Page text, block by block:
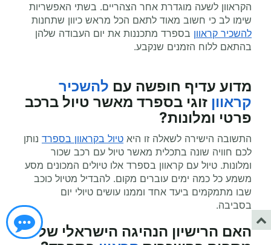
הקראוון לשעה מוגדרת אחר הצהריים. בשתי האפשריות
שימו לב כי חשוב מאוד לתאם הכל מראש כיוון שתחנות
להשכיר קראוון בספרד מתכננות את יום העבודה שלהן
בהתאם ללוח הזמנים שנקבע.
מדוע עדיף חופשה עם להשכיר
קראוון זוגי בספרד מאשר טיול ברכב
פרטי ומלונות?
התשובה הישירה לשאלה זו היא טיול בקראוון בספרד נותן
לכם חוויה שונה בתכלית מאשר טיול עם רכב שכור
ומלונות. טיול עם קראוון בספרד אלו טיולים המכונים מסע
משמע כל כמה ימים עוברים מקום. להבדיל מטיול כוכב
שבו מתמקמים ביעד אחד וממנו עושים טיולי יום
בסביבה.
האם הרישיון הנהיגה הישראלי שלי